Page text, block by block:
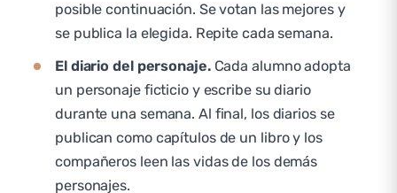
posible continuación. Se votan las mejores y
se publica la elegida. Repite cada semana.
El diario del personaje.Cada alumno adopta
un personaje ficticio y escribe su diario
durante una semana. Al final, los diarios se
publican como capítulos de un libro y los
compañeros leen las vidas de los demás
personajes.